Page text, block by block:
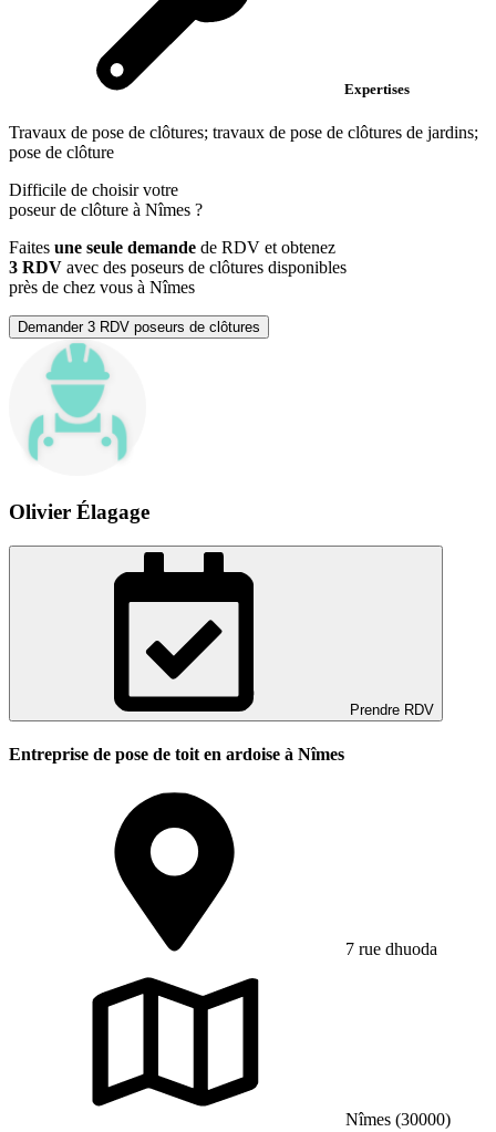
Expertises
Travaux de pose de clôtures; travaux de pose de clôtures de jardins;
pose de clôture
Difficile de choisir votre
poseur de clôture à Nîmes ?
Faites une seule demande de RDV et obtenez
3 RDV avec des poseurs de clôtures disponibles
près de chez vous à Nîmes
Demander 3 RDV poseurs de clôtures
Olivier Élagage
Prendre RDV
Entreprise de pose de toit en ardoise à Nîmes
7 rue dhuoda
Nîmes (30000)